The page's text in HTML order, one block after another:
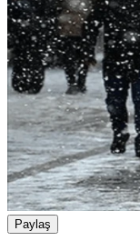
Paylaş